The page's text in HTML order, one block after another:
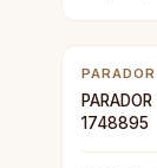
PARADOR
1748895